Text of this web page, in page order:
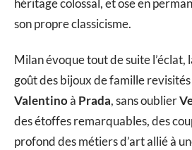
héritage colossal, et ose en
son propre classicisme.
Milan évoque tout de suite l’éclat,
goût des bijoux de famille
Valentinoà Prada, sans oublier
des étoffes remarquables, des
profond des métiers d’art allié à